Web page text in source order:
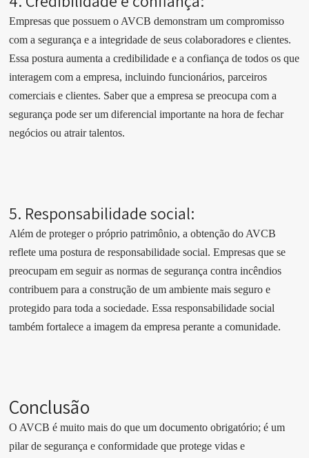
Empresas que possuem o AVCB demonstram um compromisso
com a segurança e a integridade de seus colaboradores e clientes.
Essa postura aumenta a credibilidade e a confiança de todos os que
interagem com a empresa, incluindo funcionários, parceiros
comerciais e clientes. Saber que a empresa se preocupa com a
segurança pode ser um diferencial importante na hora de fechar
negócios ou atrair talentos.
5. Responsabilidade social:
Além de proteger o próprio patrimônio, a obtenção do AVCB
reflete uma postura de responsabilidade social. Empresas que se
preocupam em seguir as normas de segurança contra incêndios
contribuem para a construção de um ambiente mais seguro e
protegido para toda a sociedade. Essa responsabilidade social
também fortalece a imagem da empresa perante a comunidade.
Conclusão
O AVCB é muito mais do que um documento obrigatório; é um
pilar de segurança e conformidade que protege vidas e